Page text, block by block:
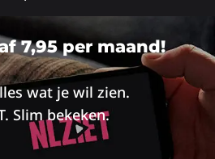
7,95 per maand!
wat je wil zien.
Slim bekeken.